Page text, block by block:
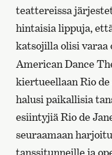
teattereissa
hintaisia lippuja,
katsojilla olisi varaa
American Dance
kiertueellaan Rio de
halusi paikallisia
esiintyjiä Rio de
seuraamaan
tanssitunneille ja